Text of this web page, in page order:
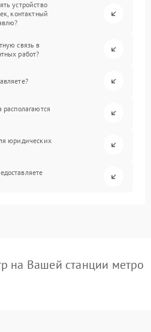
устройство
контактный
связь в
работ?
юридических
на Вашей станции метро